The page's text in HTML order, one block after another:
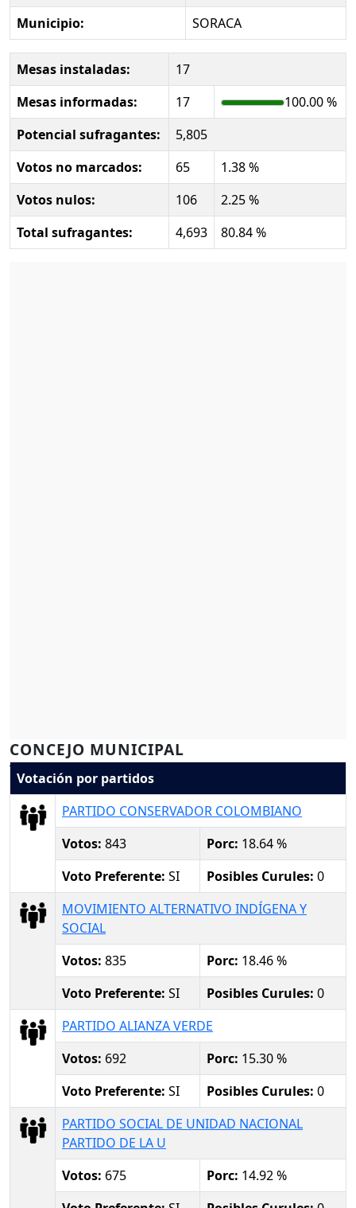
Municipio:
SORACA
Mesas instaladas:
17
Mesas informadas:
17
100.00 %
Potencial sufragantes:
5,805
Votos no marcados:
65
1.38 %
Votos nulos:
106
2.25 %
Total sufragantes:
4,693 80.84 %
CONCEJO MUNICIPAL
Votación por partidos
PARTIDO CONSERVADOR COLOMBIANO
Votos: 843 Porc: 18.64 %
Voto Preferente: SI Posibles Curules: 0
MOVIMIENTO ALTERNATIVO INDÍGENA Y
SOCIAL
Votos: 835 Porc: 18.46 %
Voto Preferente: SI Posibles Curules: 0
PARTIDO ALIANZA VERDE
Votos: 692 Porc: 15.30 %
Voto Preferente: SI Posibles Curules: 0
PARTIDO SOCIAL DE UNIDAD NACIONAL
PARTIDO DE LA U
Votos: 675 Porc: 14.92 %